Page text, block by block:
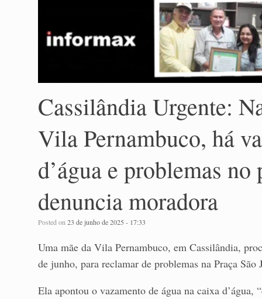
Cassilândia Urgente:
Vila Pernambuco, há
d’água e problemas
denuncia moradora
Posted on23 de junho de 2025 - 17:33
Uma mãe da Vila Pernambuco, em Cassilândia,
de junho, para reclamar de problemas na Praça São
Ela apontou o vazamento de água na caixa